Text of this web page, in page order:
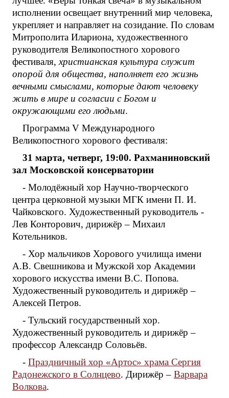
исполнении освещает внутренний мир человека,
укрепляет и направляет на созидание. По словам
Митрополита Илариона, художественного
руководителя Великопостного хорового
фестиваля,христианская культура служит
опорой для общества, наполняет его жизнь
вечными смыслами, которые дают человеку
жить в мире и согласии с Богом и
окружающими его людьми.
Программа V Международного
Великопостного хорового фестиваля:
31 марта, четверг, 19:00. Рахманиновский
зал Московской консерватории
- Молодёжный хор Научно-творческого
центра церковной музыки МГК имени П. И.
Чайковского. Художественный руководитель -
Лев Конторович, дирижёр – Михаил
Котельников.
- Хор мальчиков Хорового училища имени
А.В. Свешникова и Мужской хор Академии
хорового искусства имени В.С. Попова.
Художественный руководитель и дирижёр –
Алексей Петров.
- Тульский государственный хор.
Художественный руководитель и дирижёр –
профессор Александр Соловьёв.
- Праздничный хор «Артос» храма Сергия
Радонежского в Солнцево. Дирижёр – Варвара
Волкова.